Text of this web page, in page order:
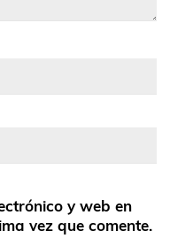
y web en
vez que comente.